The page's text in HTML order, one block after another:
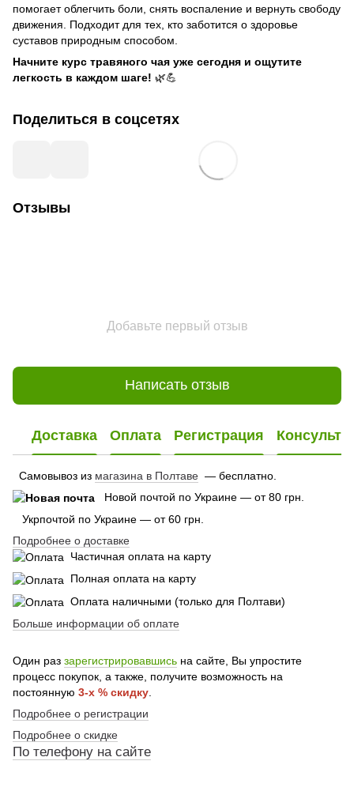
помогает облегчить боли, снять воспаление и вернуть свободу
движения. Подходит для тех, кто заботится о здоровье
суставов природным способом.
Начните курс травяного чая уже сегодня и ощутите
легкость в каждом шаге! 🌿💪
Поделиться в соцсетях
Отзывы
Добавьте первый отзыв
Написать отзыв
Доставка Оплата Регистрация
Самовывоз из магазина в Полтаве — бесплатно.
Новой почтой по Украине — от 80 грн.
Укрпочтой по Украине — от 60 грн.
Подробнее о доставке
Частичная оплата на карту
Полная оплата на карту
Оплата наличными (только для Полтави)
Больше информации об оплате
Один раз зарегистрировавшись на сайте, Вы упростите
процесс покупок, а также, получите возможность на
постоянную 3-х % скидку
Подробнее о регистрации
Подробнее о скидке
По телефону на сайте